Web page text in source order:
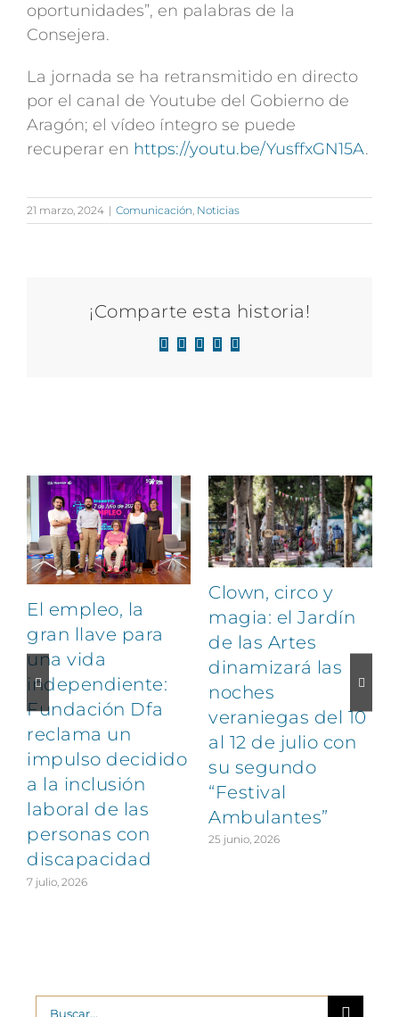
oportunidades”, en palabras de la
Consejera.
La jornada se ha retransmitido en directo
por el canal de Youtube del Gobierno de
Aragón; el vídeo íntegro se puede
recuperar en https://youtu.be/YusffxGN15A.
21 marzo, 2024 | Comunicación Noticias
¡Comparte esta historia!
Facebook
X LinkedIn
WhatsApp
Correo
El empleo, la
gran llave para
una vida
independiente:
Fundación Dfa
reclama un
impulso decidido
a la inclusión
laboral de las
personas con
discapacidad
7 julio, 2026
Clown, circo y
magia: el Jardín
de las Artes
dinamizará las
noches
veraniegas del 10
al 12 de julio con
su segundo
“Festival
Ambulantes”
25 junio, 2026
Buscar: